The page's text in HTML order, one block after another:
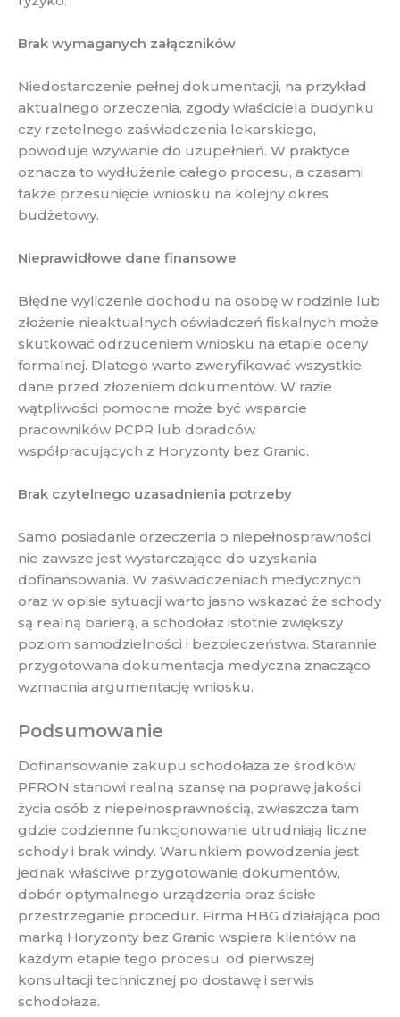
Brak wymaganych załączników
Niedostarczenie pełnej dokumentacji, na przykład
aktualnego orzeczenia, zgody właściciela budynku
czy rzetelnego zaświadczenia lekarskiego,
powoduje wzywanie do uzupełnień. W praktyce
oznacza to wydłużenie całego procesu, a czasami
także przesunięcie wniosku na kolejny okres
budżetowy.
Nieprawidłowe dane finansowe
Błędne wyliczenie dochodu na osobę w rodzinie lub
złożenie nieaktualnych oświadczeń fiskalnych może
skutkować odrzuceniem wniosku na etapie oceny
formalnej. Dlatego warto zweryfikować wszystkie
dane przed złożeniem dokumentów. W razie
wątpliwości pomocne może być wsparcie
pracowników PCPR lub doradców
współpracujących z Horyzonty bez Granic.
Brak czytelnego uzasadnienia potrzeby
Samo posiadanie orzeczenia o niepełnosprawności
nie zawsze jest wystarczające do uzyskania
dofinansowania. W zaświadczeniach medycznych
oraz w opisie sytuacji warto jasno wskazać że schody
są realną barierą, a schodołaz istotnie zwiększy
poziom samodzielności i bezpieczeństwa. Starannie
przygotowana dokumentacja medyczna znacząco
wzmacnia argumentację wniosku.
Podsumowanie
Dofinansowanie zakupu schodołaza ze środków
PFRON stanowi realną szansę na poprawę jakości
życia osób z niepełnosprawnością, zwłaszcza tam
gdzie codzienne funkcjonowanie utrudniają liczne
schody i brak windy. Warunkiem powodzenia jest
jednak właściwe przygotowanie dokumentów,
dobór optymalnego urządzenia oraz ścisłe
przestrzeganie procedur. Firma HBG działająca pod
marką Horyzonty bez Granic wspiera klientów na
każdym etapie tego procesu, od pierwszej
konsultacji technicznej po dostawę i serwis
schodołaza.